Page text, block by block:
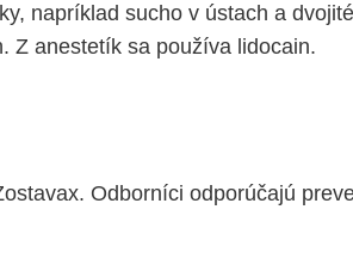
napríklad sucho v ústach a
Z anestetík sa používa lidocain.
Odborníci odporúčajú